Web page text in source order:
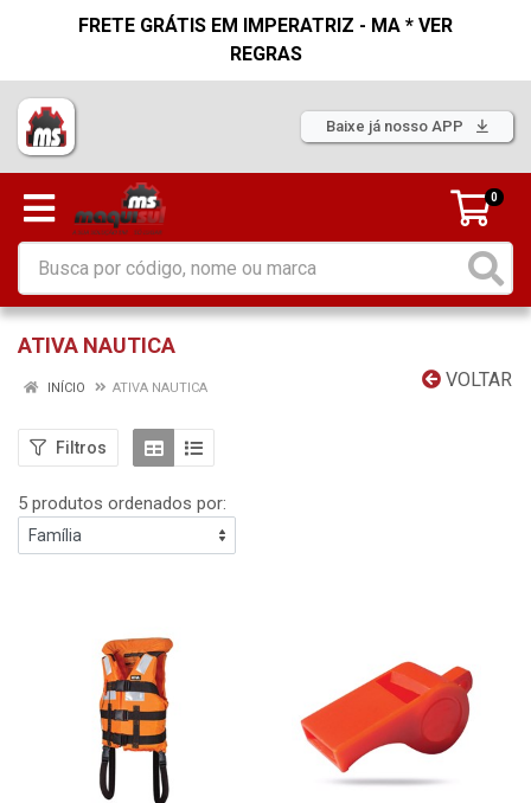
FRETE GRÁTIS EM IMPERATRIZ - MA * VER
REGRAS
Baixe já nosso APP
0
ATIVA NAUTICA
VOLTAR
INÍCIO ATIVA NAUTICA
Filtros
5 produtos ordenados por: